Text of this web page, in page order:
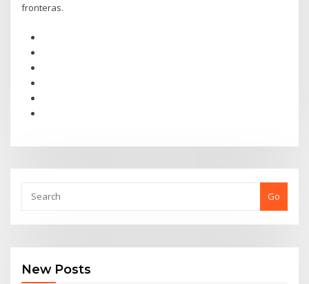
fronteras.
Go
New Posts